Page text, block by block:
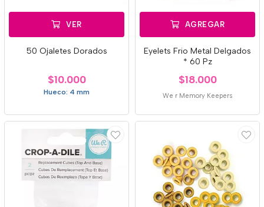
VER
50 Ojaletes Dorados
$10.000
Hueco: 4 mm
AGREGAR
Eyelets Frio Metal Delgados
* 60 Pz
$18.000
We r Memory Keepers